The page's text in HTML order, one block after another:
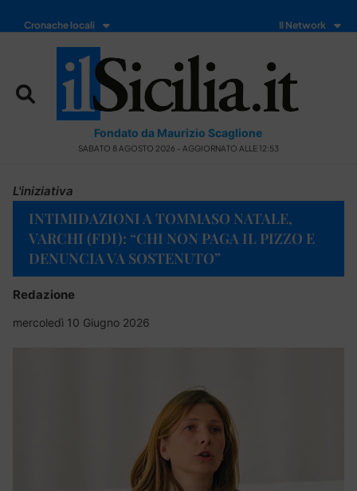
Cronache locali Il Network
Fondato da Maurizio Scaglione
SABATO 8 AGOSTO 2026 - AGGIORNATO ALLE 12:53
L'iniziativa
INTIMIDAZIONI A TOMMASO NATALE,
VARCHI (FDI): “CHI NON PAGA IL PIZZO E
DENUNCIA VA SOSTENUTO”
Redazione
mercoledì 10 Giugno 2026